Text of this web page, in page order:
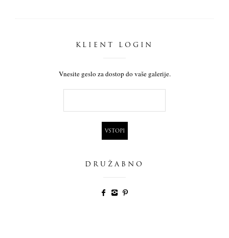
KLIENT LOGIN
Vnesite geslo za dostop do vaše galerije.
DRUŽABNO